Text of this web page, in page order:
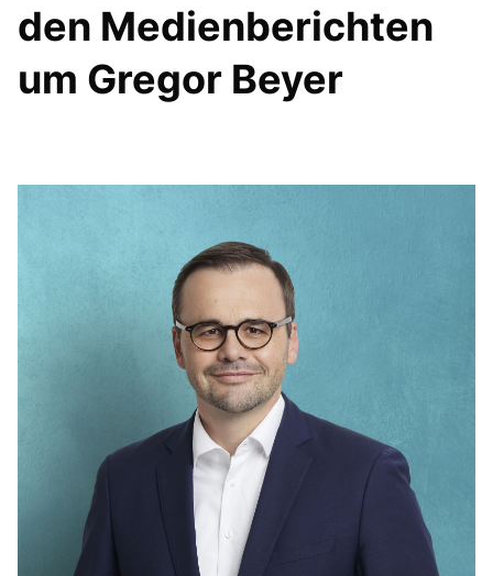
LANDESVORSTAND
LANDESGESCHÄFTSSTELLE
ORGANISATION
KREISVERBÄNDE
IM LANDTAG
IN DER LANDESREGIERUNG
IM BUNDESTAG
IM EUROPÄISCHEN PARLAMENT
NEWSLETTER ABONNIEREN
BILDER
PROGRAMME
WICHTIGE BESCHLÜSSE DER CDU BRANDENBURG
75 JAHRE CDU BRANDENBURG
den Medienberichten
um Gregor Beyer